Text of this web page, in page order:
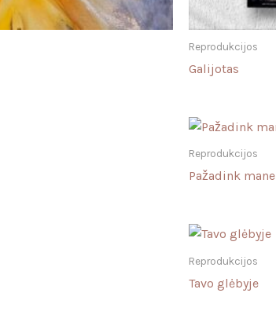
Reprodukcijos
Galijotas
Reprodukcijos
Pažadink mane
Reprodukcijos
Tavo glėbyje